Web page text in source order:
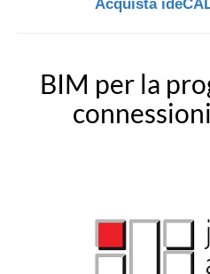
Acquista
BIM per la